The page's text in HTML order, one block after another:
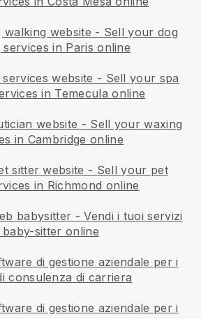
website - Sell your dog
services in Paris online
website - Sell your spa
in Temecula online
website - Sell your waxing
in Cambridge online
sitter website - Sell your pet
in Richmond online
babysitter -Vendi i tuoi servizi
baby-sitter online
di gestione aziendale per i
consulenza di carriera
di gestione aziendale per i